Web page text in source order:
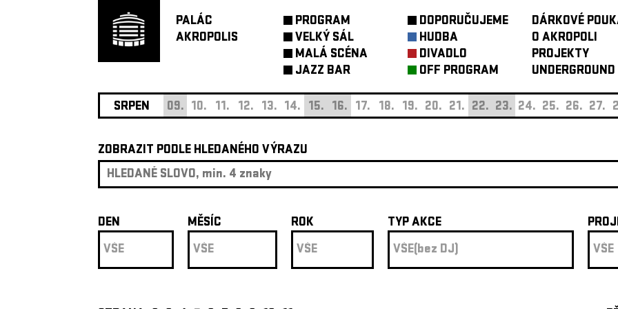
PALÁC
AKROPOLIS
PROGRAM
VELKÝ SÁL
MALÁ SCÉNA
JAZZ BAR
DOPORUČUJEME
HUDBA
DIVADLO
OFF PROGRAM
DÁRKOVÉ
O AKROPOLI
PROJEKTY
UNDERGROUND
SRPEN 09. 10. 11. 12. 13. 14. 15. 16. 17. 18. 19. 20. 21. 22. 23. 24. 25. 26. 27.
ZOBRAZIT PODLE HLEDANÉHO VÝRAZU
DEN MĚSÍC ROK TYP AKCE